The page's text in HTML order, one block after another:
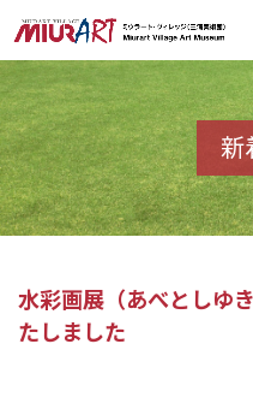
新
水彩画展（あべとしゆ
たしました